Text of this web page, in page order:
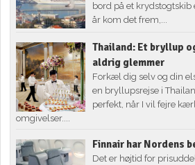
bord på et
år kom det frem,...
Thailand: Et bryllup
aldrig glemmer
Forkæl dig selv og din
en bryllupsrejse i
perfekt, når I vil fejre
omgivelser....
Finnair har Nordens
Det er højtid for